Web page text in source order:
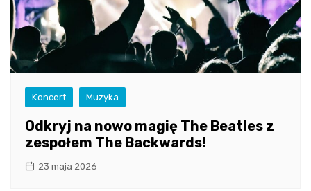
Koncert Muzyka
Odkryj na nowo magię The Beatles z
zespołem The Backwards!
23 maja 2026